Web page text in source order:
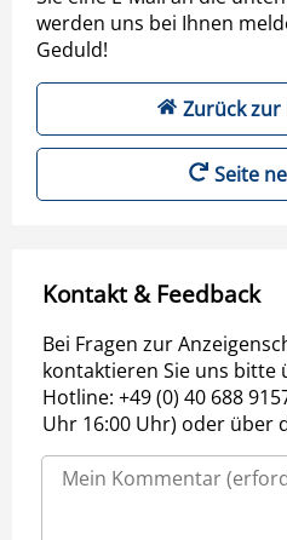
werden uns bei Ihnen
Geduld!
Zurück
Seite
Kontakt & Feedback
Bei Fragen zur
kontaktieren Sie uns bitte
Hotline: +49 (0) 40 688
Uhr 16:00 Uhr) oder über